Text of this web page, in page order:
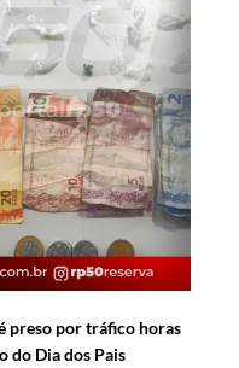
preso por tráfico horas
do Dia dos Pais